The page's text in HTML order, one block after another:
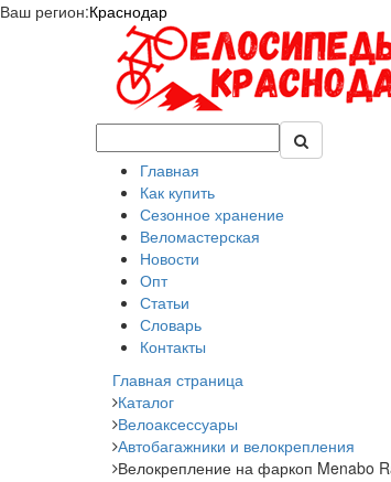
Ваш регион:Краснодар
Главная
Как купить
Сезонное хранение
Веломастерская
Новости
Опт
Статьи
Словарь
Контакты
Главная страница
Каталог
Велоаксессуары
Автобагажники и велокрепления
Велокрепление на фаркоп Menabo